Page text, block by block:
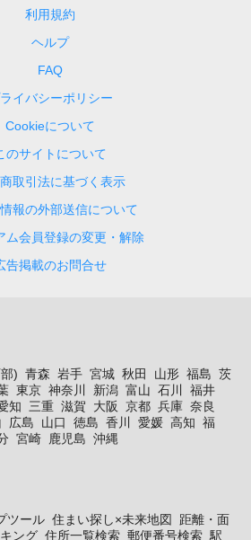
利用規約
ヘルプ
FAQ
イバシーポリシー
Cookieについて
のサイトについて
取引法に基づく表示
報の外部送信について
ム会員登録の変更・解除
告掲載のお問合せ
) 青森 岩手 宮城 秋田 山形 福島 茨
東京 神奈川 新潟 富山 石川
福井
知 三重 滋賀 大阪 京都 兵庫 奈良
広島 山口 徳島 香川 愛媛 高知 福
宮崎 鹿児島 沖縄
ツール 住まい探し×未来地図
距離・面
ング 住所一覧検索 郵便番号検索 駅